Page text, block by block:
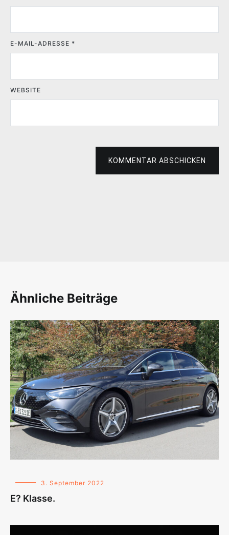
E-MAIL-ADRESSE *
WEBSITE
KOMMENTAR ABSCHICKEN
Ähnliche Beiträge
3. September 2022
E? Klasse.